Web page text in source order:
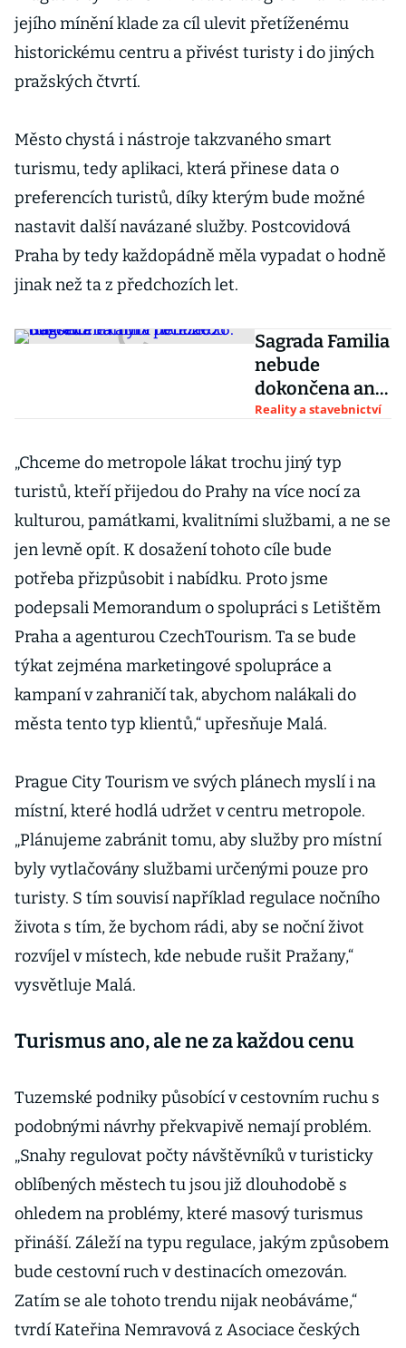
jejího mínění klade za cíl ulevit přetíženému
historickému centru a přivést turisty i do jiných
pražských čtvrtí.
Město chystá i nástroje takzvaného smart
turismu, tedy aplikaci, která přinese data o
preferencích turistů, díky kterým bude možné
nastavit další navázané služby. Postcovidová
Praha by tedy každopádně měla vypadat o hodně
jinak než ta z předchozích let.
Sagrada Familia
nebude
dokončena ani
v roce 2026.
chybí peníze od
turistů
Reality a stavebnictví
„Chceme do metropole lákat trochu jiný typ
turistů, kteří přijedou do Prahy na více nocí za
kulturou, památkami, kvalitními službami, a ne se
jen levně opít. K dosažení tohoto cíle bude
potřeba přizpůsobit i nabídku. Proto jsme
podepsali Memorandum o spolupráci s Letištěm
Praha a agenturou CzechTourism. Ta se bude
týkat zejména marketingové spolupráce a
kampaní v zahraničí tak, abychom nalákali do
města tento typ klientů,“ upřesňuje Malá.
Prague City Tourism ve svých plánech myslí i na
místní, které hodlá udržet v centru metropole.
„Plánujeme zabránit tomu, aby služby pro místní
byly vytlačovány službami určenými pouze pro
turisty. S tím souvisí například regulace nočního
života s tím, že bychom rádi, aby se noční život
rozvíjel v místech, kde nebude rušit Pražany,“
vysvětluje Malá.
Turismus ano, ale ne za každou cenu
Tuzemské podniky působící v cestovním ruchu s
podobnými návrhy překvapivě nemají problém.
„Snahy regulovat počty návštěvníků v turisticky
oblíbených městech tu jsou již dlouhodobě s
ohledem na problémy, které masový turismus
přináší. Záleží na typu regulace, jakým způsobem
bude cestovní ruch v destinacích omezován.
Zatím se ale tohoto trendu nijak neobáváme,“
tvrdí Kateřina Nemravová z Asociace českých